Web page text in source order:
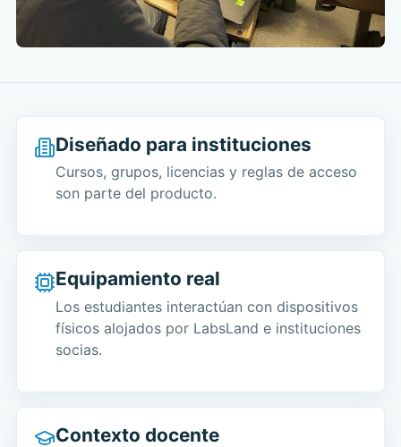
Diseñado para instituciones
Cursos, grupos, licencias y reglas de acceso
son parte del producto.
Equipamiento real
Los estudiantes interactúan con dispositivos
físicos alojados por LabsLand e instituciones
socias.
Contexto docente